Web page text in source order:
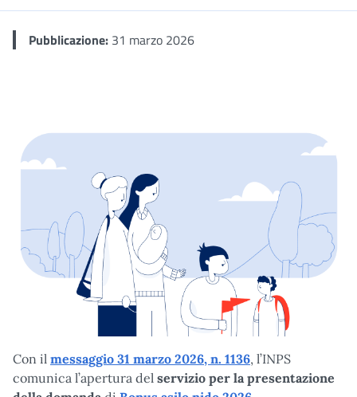
Pubblicazione: 31 marzo 2026
Con il messaggio 31 marzo 2026, n. 1136, l’INPS
comunica l’apertura del servizio per la presentazione